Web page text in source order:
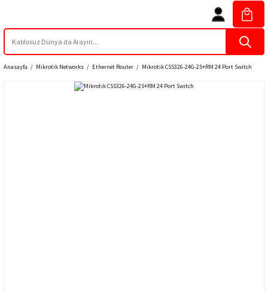
Anasayfa Mikrotik Networks Ethernet Router Mikrotik CSS326-24G-2S+RM 24 Port Switch